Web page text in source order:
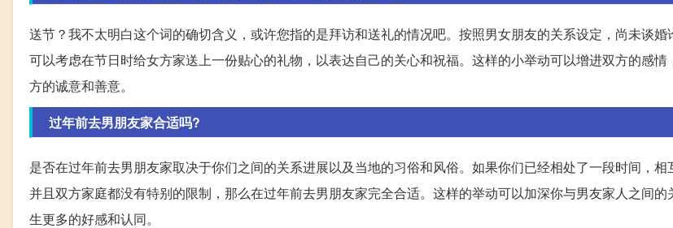
送节？我不太明白这个词的确切含义，或许您指的是拜访和送礼的情况吧。按照男女朋友的关系设定，尚未谈
可以考虑在节日时给女方家送上一份贴心的礼物，以表达自己的关心和祝福。这样的小举动可以增进双方的感情
方的诚意和善意。
过年前去男朋友家合适吗?
是否在过年前去男朋友家取决于你们之间的关系进展以及当地的习俗和风俗。如果你们已经相处了一段时间，相
并且双方家庭都没有特别的限制，那么在过年前去男朋友家完全合适。这样的举动可以加深你与男友家人之间
生更多的好感和认同。